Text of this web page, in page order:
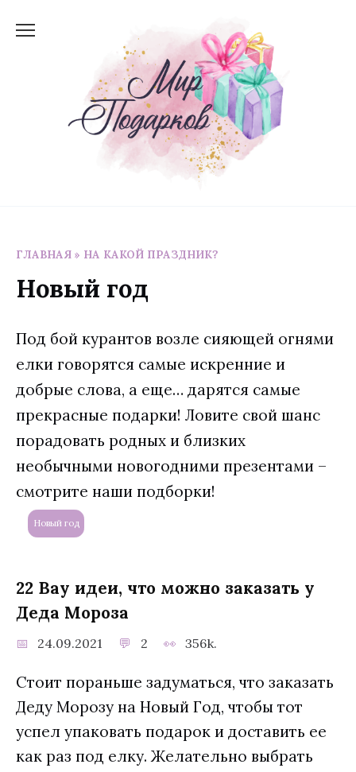
ГЛАВНАЯ » НА КАКОЙ ПРАЗДНИК?
Новый год
Под бой курантов возле сияющей огнями
елки говорятся самые искренние и
добрые слова, а еще… дарятся самые
прекрасные подарки! Ловите свой шанс
порадовать родных и близких
необычными новогодними презентами –
смотрите наши подборки!
Новый год
22 Вау идеи, что можно заказать у
Деда Мороза
24.09.2021 2 356k.
Стоит пораньше задуматься, что заказать
Деду Морозу на Новый Год, чтобы тот
успел упаковать подарок и доставить ее
как раз под елку. Желательно выбрать